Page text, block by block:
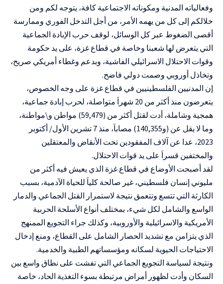
وفعالياته المدنية ومكوناته الاجتماعية كافة، يتوجه لكم ومن
خلالكم إلى كل من يهمه الأمر، من أجل التدخل الفوري وممارسة
أقصى الضغوط عبر كل الوسائل، لوقف حرب الإبادة الجماعية
التي يتعرض لها شعبنا وخاصة في قطاع غزة، على يد حكومة
وقوات الاحتلال الاسرائيلي الفاشية، وبدعم وغطاء أمريكي صريح،
وتخاذل أوروبي وصمت دولي فاضح.
إن المدنيين الفلسطينيين في قطاع غزة على وجه الخصوص،
يتعرضون منذ أكثر من 20 شهراَ متواصلة، لحرب إبادة جماعية،
همجية وشاملة، أدت لقتل أكثر من (59,479) مواطن و\مواطنة،
وما لا يقل عن (و140,355) مصاباَ، منذ 7 تشرين الأول/ أكتوبر
2023، عدا عن آلاف المفقودين تحت الأنقاض والمعتقلين
والمختفين قسراَ على يد قوات الاحتلال.
لقد أصبحت الأوضاع في قطاع غزة الذي يعيش فيه أكثر من
مليوني إنسان فلسطيني، غير صالحة كلياَ للحياة الآدمية، بسبب
الكارثة التي تتسع وتتعمق نتيجة لاستمرار القتل الجماعي والدمار
الواسع والشامل لكل شيء، بمختلف أنواع الأسلحة الحربية
الأمريكية والاسرائيلية والأوروبية، وكذلك جراء التجويع الممنهج
الذي يتزامن مع تشديد الحصار الشامل على القطاع، ومنع إدخال
الاحتياجات الحيوية لسكانه ومؤسساتهم الطبية والخدمية.
ونتيجة لسياسة التجويع الجماعي التي تفشت على نطاق واسع بين
السكان وأدت لظهور أمراض مرتبطة بسوء التغذية الحاد، خاصة